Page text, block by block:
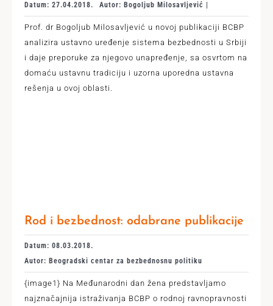
Datum: 27.04.2018. Autor: Bogoljub Milosavljević |
Prof. dr Bogoljub Milosavljević u novoj publikaciji BCBP
analizira ustavno uređenje sistema bezbednosti u Srbiji
i daje preporuke za njegovo unapređenje, sa osvrtom na
domaću ustavnu tradiciju i uzorna uporedna ustavna
rešenja u ovoj oblasti.
Rod i bezbednost: odabrane publikacije
Datum: 08.03.2018.
Autor: Beogradski centar za bezbednosnu politiku
{image1} Na Međunarodni dan žena predstavljamo
najznačajnija istraživanja BCBP o rodnoj ravnopravnosti